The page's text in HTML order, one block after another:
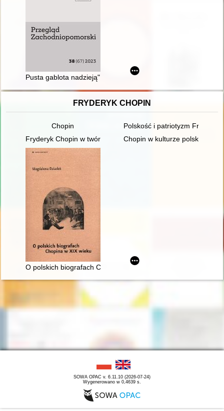
Pusta gablota nadzieją" czyli O powstawaniu Muzeum Ziemi
FRYDERYK CHOPIN
Chopin
Polskość i patriotyzm
Fryderyk Chopin w twórczości Jarosława Iwaszkiewicza (w
Chopin w kulturze polskiej
O polskich biografach Chopina w XIX wieku
SOWA OPAC v. 6.11.10 (2026-07-24)
Wygenerowano w 0,4639 s.